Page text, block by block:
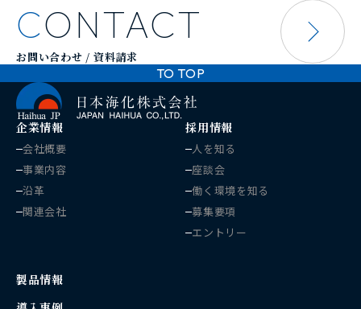
CONTACT
お問い合わせ / 資料請求
TO TOP
企業情報
会社概要
事業内容
沿革
関連会社
採用情報
人を知る
座談会
働く環境を知る
募集要項
エントリー
製品情報